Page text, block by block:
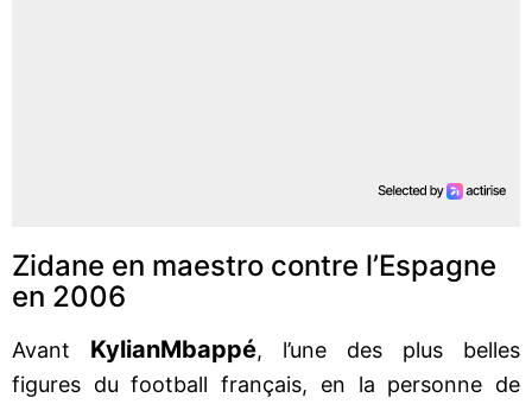
Zidane en maestro contre l’Espagne
en 2006
Avant KylianMbappé, l’une des plus belles
figures du football français, en la personne de